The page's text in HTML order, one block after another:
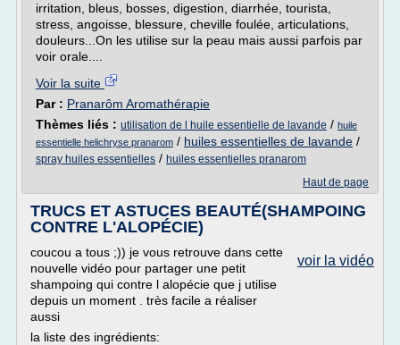
irritation, bleus, bosses, digestion, diarrhée, tourista,
stress, angoisse, blessure, cheville foulée, articulations,
douleurs...On les utilise sur la peau mais aussi parfois par
voir orale....
Voir la suite
Par : Pranarôm Aromathérapie
Thèmes liés : utilisation de l huile essentielle de lavande / huile
essentielle helichryse pranarom / huiles essentielles de lavande /
spray huiles essentielles / huiles essentielles pranarom
Haut de page
TRUCS ET ASTUCES BEAUTÉ(SHAMPOING
CONTRE L'ALOPÉCIE)
voir la vidéo
coucou a tous ;)) je vous retrouve dans cette
nouvelle vidéo pour partager une petit
shampoing qui contre l alopécie que j utilise
depuis un moment . très facile a réaliser
aussi
la liste des ingrédients: